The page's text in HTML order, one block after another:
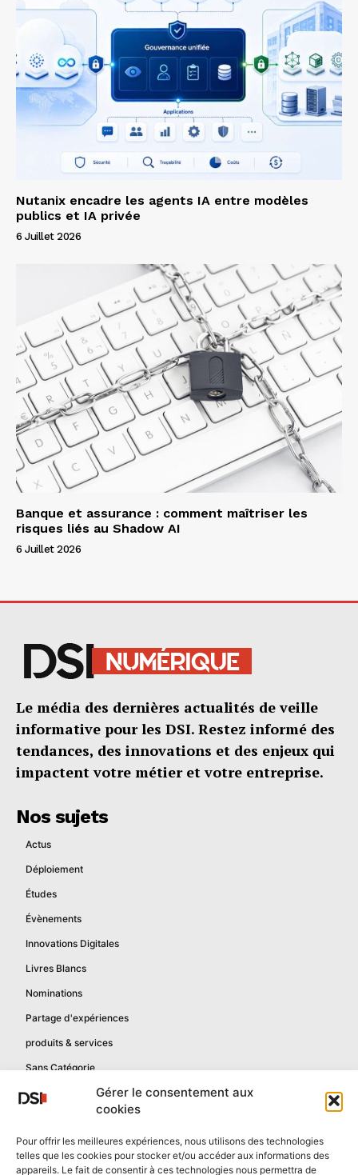
Gérer le consentement aux
cookies
Pour offrir les meilleures expériences, nous utilisons des technologies
telles que les cookies pour stocker et/ou accéder aux informations des
appareils. Le fait de consentir à ces technologies nous permettra de
Nutanix encadre les agents IA entre modèles
publics et IA privée
6 Juillet 2026
Banque et assurance : comment maîtriser les
risques liés au Shadow AI
6 Juillet 2026
Le média des dernières actualités de veille
informative pour les DSI. Restez informé des
tendances, des innovations et des enjeux qui
impactent votre métier et votre entreprise.
Nos sujets
Actus
Déploiement
Études
Évènements
Innovations Digitales
Livres Blancs
Nominations
Partage d'expériences
produits & services
Sans Catégorie
Mentions légales